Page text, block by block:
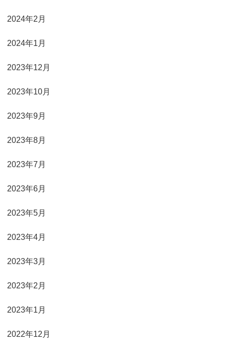
2024年2月
2024年1月
2023年12月
2023年10月
2023年9月
2023年8月
2023年7月
2023年6月
2023年5月
2023年4月
2023年3月
2023年2月
2023年1月
2022年12月